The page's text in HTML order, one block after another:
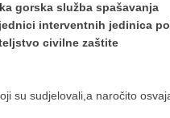
gorska služba spašavanja
interventnih jedinica
civilne zaštite
su sudjelovali,a naročito